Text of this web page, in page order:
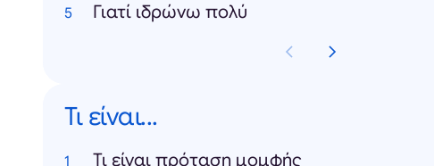
Γιατί ιδρώνω πολύ
Τι είναι...
Τι είναι πρόταση μομφής